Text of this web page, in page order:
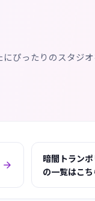
ぴったりのスタジ

暗闇トラン
の一覧はこち